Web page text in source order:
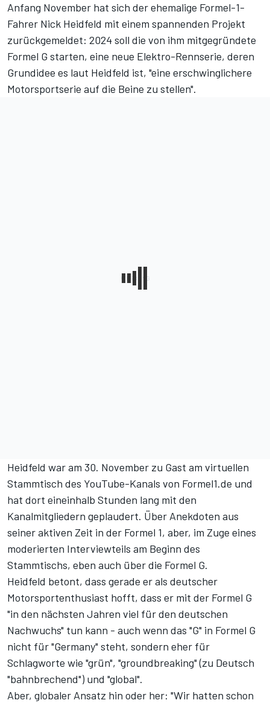
Anfang November hat sich der ehemalige Formel-1-
Fahrer Nick Heidfeld mit einem spannenden Projekt
zurückgemeldet: 2024 soll die von ihm mitgegründete
Formel G starten, eine neue Elektro-Rennserie, deren
Grundidee es laut Heidfeld ist, "eine erschwinglichere
Motorsportserie auf die Beine zu stellen".
Heidfeld war am 30. November zu Gast am virtuellen
Stammtisch des YouTube-Kanals von Formel1.de und
hat dort eineinhalb Stunden lang mit den
Kanalmitgliedern geplaudert. Über Anekdoten aus
seiner aktiven Zeit in der Formel 1, aber, im Zuge eines
moderierten Interviewteils am Beginn des
Stammtischs, eben auch über die Formel G.
Heidfeld betont, dass gerade er als deutscher
Motorsportenthusiast hofft, dass er mit der Formel G
"in den nächsten Jahren viel für den deutschen
Nachwuchs" tun kann - auch wenn das "G" in Formel G
nicht für "Germany" steht, sondern eher für
Schlagworte wie "grün", "groundbreaking" (zu Deutsch
"bahnbrechend") und "global".
Aber, globaler Ansatz hin oder her: "Wir hatten schon